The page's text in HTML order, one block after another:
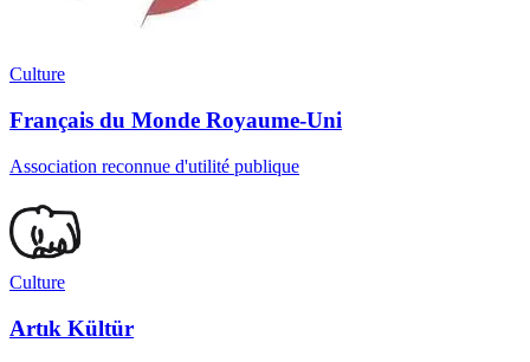
Culture
Français du Monde Royaume-Uni
Association reconnue d'utilité publique
Culture
Artık Kültür